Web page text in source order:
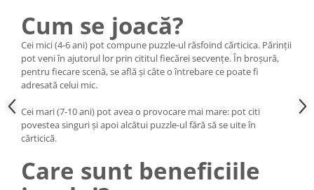
Cum se joacă?
Cei mici (4-6 ani) pot compune puzzle-ul răsfoind cărticica. Părinții
pot veni în ajutorul lor prin cititul fiecărei secvențe. În broșură,
pentru fiecare scenă, se află și câte o întrebare ce poate fi
adresată celui mic.
Cei mari (7-10 ani) pot avea o provocare mai mare: pot citi
povestea singuri și apoi alcătui puzzle-ul fără să se uite în
cărticică.
Care sunt beneficiile